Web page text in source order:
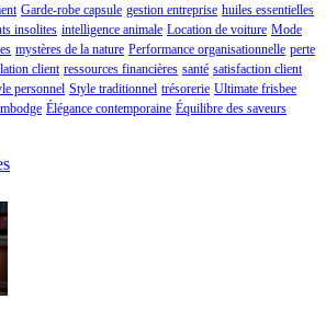
Garde-robe capsule gestion entreprise huiles essentielles
insolites intelligence animale Location de voiture Mode
mystères de la nature Performance organisationnelle perte
client ressources financières santé satisfaction client
personnel Style traditionnel trésorerie Ultimate frisbee
Élégance contemporaine Équilibre des saveurs